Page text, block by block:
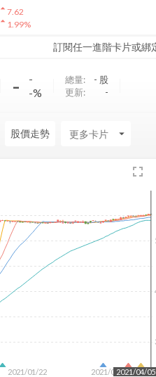
arrow_drop_up7.62
arrow_drop_up1.99%
訂閱任一進階卡片或綁
-
-
-%
總量: - 股
更新:
-
股價走勢 arrow_drop_down
fullscreen
2021/01/22 2021/03/112021/04/05